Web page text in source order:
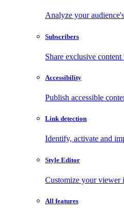
Analyze your
Subscribers
Share exclusive
Accessibility
Publish accessible
Link detection
Identify, activate and
Style Editor
Customize your viewer
All features